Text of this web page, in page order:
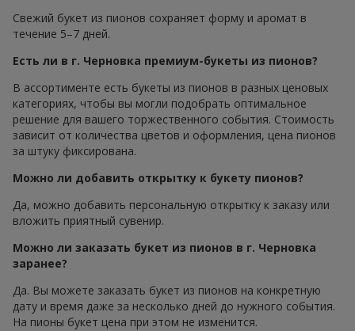
Свежий букет из пионов сохраняет форму и аромат в
течение 5–7 дней.
Есть ли в г. Черновка премиум-букеты из пионов?
В ассортименте есть букеты из пионов в разных ценовых
категориях, чтобы вы могли подобрать оптимальное
решение для вашего торжественного события. Стоимость
зависит от количества цветов и оформления, цена пионов
за штуку фиксирована.
Можно ли добавить открытку к букету пионов?
Да, можно добавить персональную открытку к заказу или
вложить приятный сувенир.
Можно ли заказать букет из пионов в г. Черновка
заранее?
Да. Вы можете заказать букет из пионов на конкретную
дату и время даже за несколько дней до нужного события.
На пионы букет цена при этом не изменится.